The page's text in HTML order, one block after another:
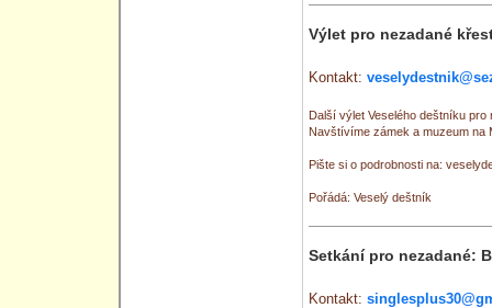
Výlet pro nezadané
Kontakt:
Další výlet Veselého deštníku
Navštívíme zámek a muzeum na
Pište si o podrobnosti na:
Pořádá: Veselý deštník
Setkání pro nezadané:
Kontakt: